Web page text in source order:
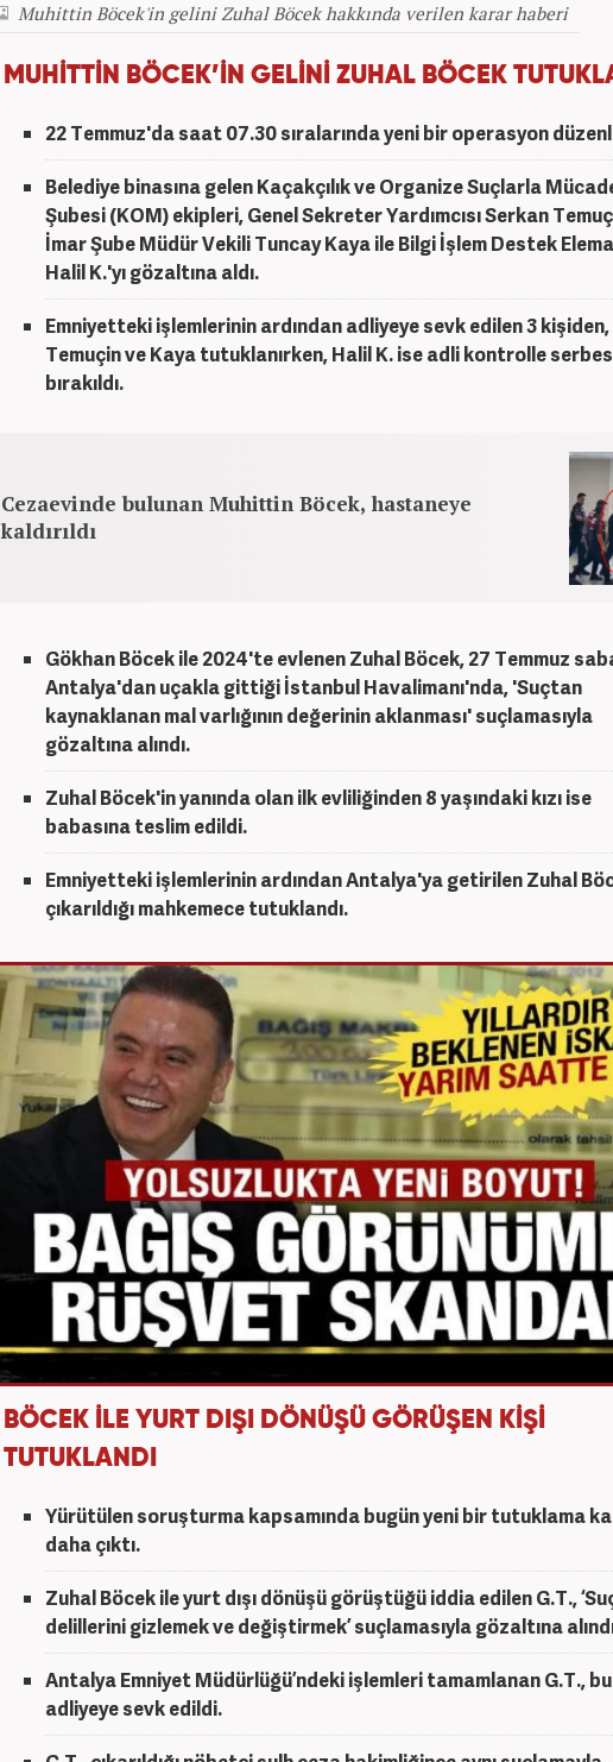
Muhittin Böcek'in gelini Zuhal Böcek hakkında verilen karar haberi
MUHİTTİN BÖCEK’İN GELİNİ ZUHAL BÖCEK
22 Temmuz'da saat 07.30 sıralarında yeni bir operasyon
Belediye binasına gelen Kaçakçılık ve Organize Suçlarla
Şubesi (KOM) ekipleri, Genel Sekreter Yardımcısı Serkan
İmar Şube Müdür Vekili Tuncay Kaya ile Bilgi İşlem Destek
Halil K.'yı gözaltına aldı.
Emniyetteki işlemlerinin ardından adliyeye sevk edilen 3 kişiden,
Temuçin ve Kaya tutuklanırken, Halil K. ise adli kontrolle
bırakıldı.
Cezaevinde bulunan Muhittin Böcek, hastaneye
kaldırıldı
Gökhan Böcek ile 2024'te evlenen Zuhal Böcek, 27 Temmuz
Antalya'dan uçakla gittiği İstanbul Havalimanı'nda, 'Suçtan
kaynaklanan mal varlığının değerinin aklanması' suçlamasıyla
gözaltına alındı.
Zuhal Böcek'in yanında olan ilk evliliğinden 8 yaşındaki kızı ise
babasına teslim edildi.
Emniyetteki işlemlerinin ardından Antalya'ya getirilen Zuhal
çıkarıldığı mahkemece tutuklandı.
BÖCEK İLE YURT DIŞI DÖNÜŞÜ GÖRÜŞEN KİŞİ
TUTUKLANDI
Yürütülen soruşturma kapsamında bugün yeni bir tutuklama
daha çıktı.
Zuhal Böcek ile yurt dışı dönüşü görüştüğü iddia edilen G.T.,
delillerini gizlemek ve değiştirmek’ suçlamasıyla gözaltına
Antalya Emniyet Müdürlüğü’ndeki işlemleri tamamlanan G.T.,
adliyeye sevk edildi.